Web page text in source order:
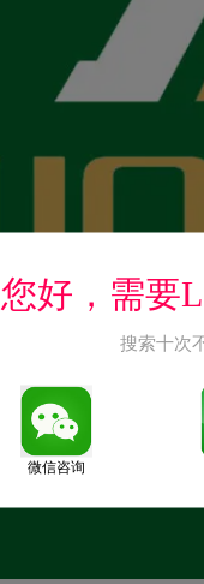
您好，需要
搜索十次
微信咨询